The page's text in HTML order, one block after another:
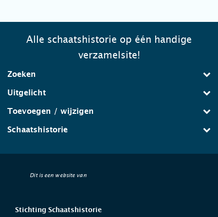
Alle schaatshistorie op één handige
verzamelsite!
Zoeken
Uitgelicht
Toevoegen / wijzigen
Schaatshistorie
Dit is een website van
Stichting Schaatshistorie